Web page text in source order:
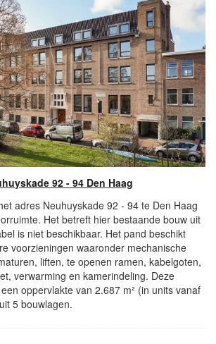
92 - 94 Den Haag
adres Neuhuyskade 92 - 94 te Den Haag
Het betreft hier bestaande bouw uit
is niet beschikbaar. Het pand beschikt
voorzieningen waaronder mechanische
liften, te openen ramen, kabelgoten,
verwarming en kamerindeling. Deze
oppervlakte van 2.687 m² (in units vanaf
5 bouwlagen.